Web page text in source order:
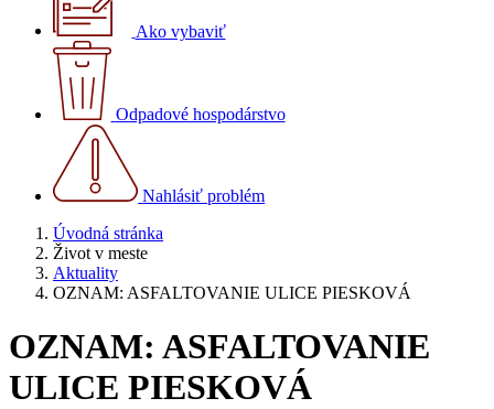
Ako vybaviť
Odpadové hospodárstvo
Nahlásiť problém
Úvodná stránka
Život v meste
Aktuality
OZNAM: ASFALTOVANIE ULICE PIESKOVÁ
OZNAM: ASFALTOVANIE
ULICE PIESKOVÁ